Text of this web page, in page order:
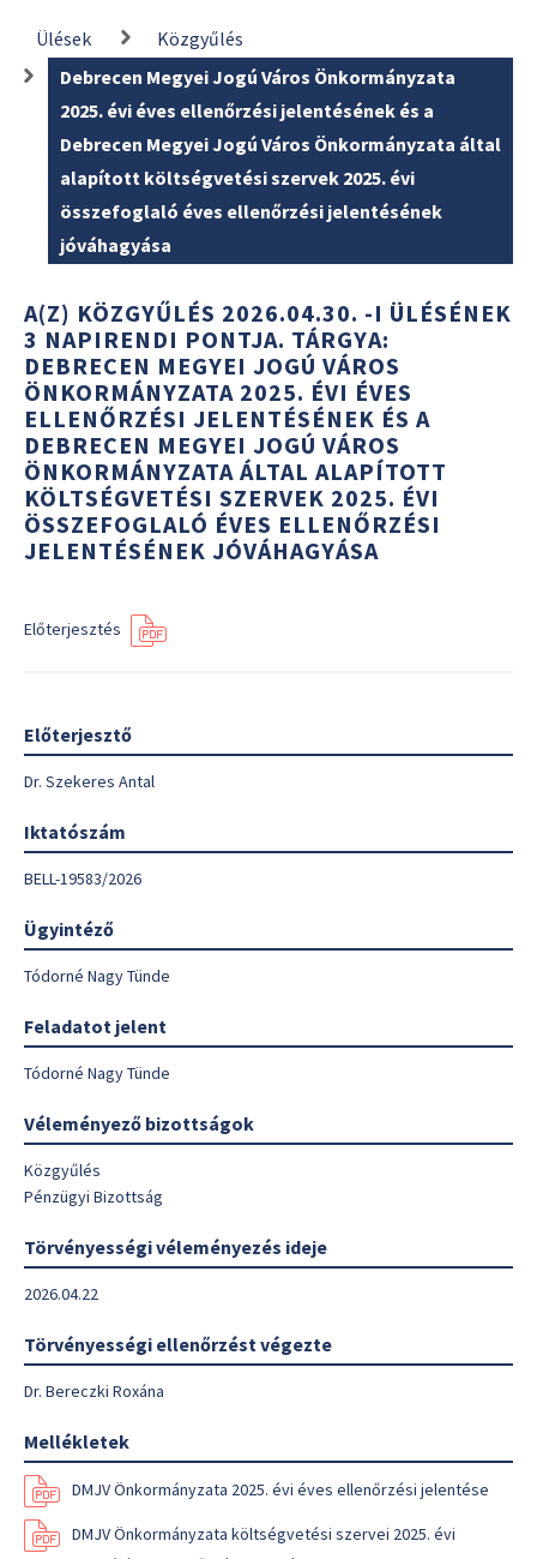
Ülések
Közgyűlés
Debrecen Megyei Jogú Város Önkormányzata
2025. évi éves ellenőrzési jelentésének és a
Debrecen Megyei Jogú Város Önkormányzata által
alapított költségvetési szervek 2025. évi
összefoglaló éves ellenőrzési jelentésének
jóváhagyása
A(Z) KÖZGYŰLÉS 2026.04.30. -I ÜLÉSÉNEK
3 NAPIRENDI PONTJA. TÁRGYA:
DEBRECEN MEGYEI JOGÚ VÁROS
ÖNKORMÁNYZATA 2025. ÉVI ÉVES
ELLENŐRZÉSI JELENTÉSÉNEK ÉS A
DEBRECEN MEGYEI JOGÚ VÁROS
ÖNKORMÁNYZATA ÁLTAL ALAPÍTOTT
KÖLTSÉGVETÉSI SZERVEK 2025. ÉVI
ÖSSZEFOGLALÓ ÉVES ELLENŐRZÉSI
JELENTÉSÉNEK JÓVÁHAGYÁSA
Előterjesztés
Előterjesztő
Dr. Szekeres Antal
Iktatószám
BELL-19583/2026
Ügyintéző
Tódorné Nagy Tünde
Feladatot jelent
Tódorné Nagy Tünde
Véleményező bizottságok
Közgyűlés
Pénzügyi Bizottság
Törvényességi véleményezés ideje
2026.04.22
Törvényességi ellenőrzést végezte
Dr. Bereczki Roxána
Mellékletek
DMJV Önkormányzata 2025. évi éves ellenőrzési jelentése
DMJV Önkormányzata költségvetési szervei 2025. évi